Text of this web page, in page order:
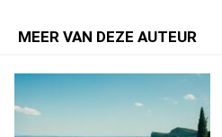
MEER VAN DEZE AUTEUR